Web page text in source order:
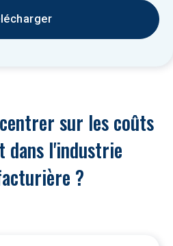
sur les coûts
dans l'industrie
?